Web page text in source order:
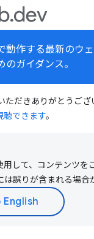
動作する最新のウ
ガイダンス。
だきありがとうござ
聴できます。
して、コンテンツを
は誤りが含まれる場合